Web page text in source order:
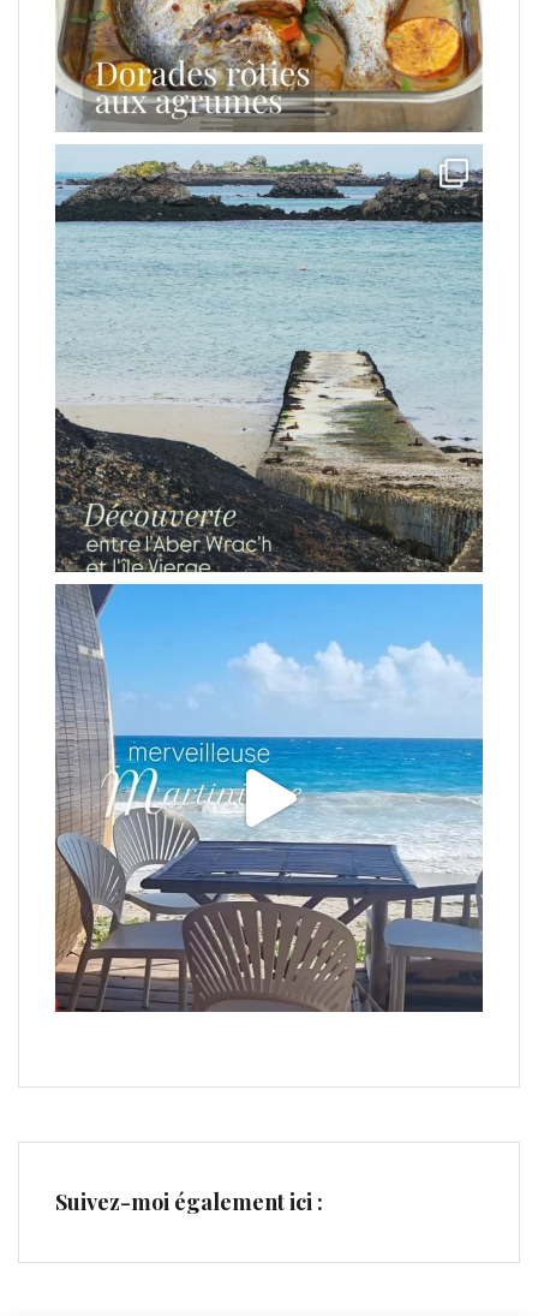
Suivez-moi également ici :